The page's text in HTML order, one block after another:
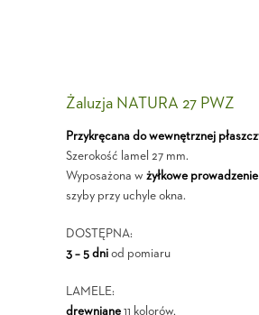
Żaluzja NATURA 27 PWZ
Przykręcana do wewnętrznej
Szerokość lamel 27 mm.
Wyposażona wżyłkowe
szyby przy uchyle okna.
DOSTĘPNA:
3 – 5 dni od pomiaru
LAMELE:
drewniane 11 kolorów,